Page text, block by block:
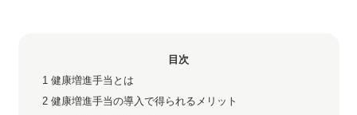
目次
1健康増進手当とは
2健康増進手当の導入で得られるメリット